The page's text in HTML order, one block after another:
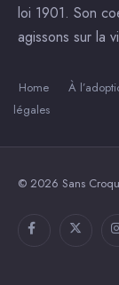
loi 1901. Son
agissons sur la
Home À
légales
© 2026 Sans